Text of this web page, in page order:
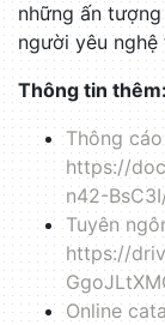
những ấn
người yêu
Thông tin thêm:
Thông
https://
n42-
Tuyên
https://
Online